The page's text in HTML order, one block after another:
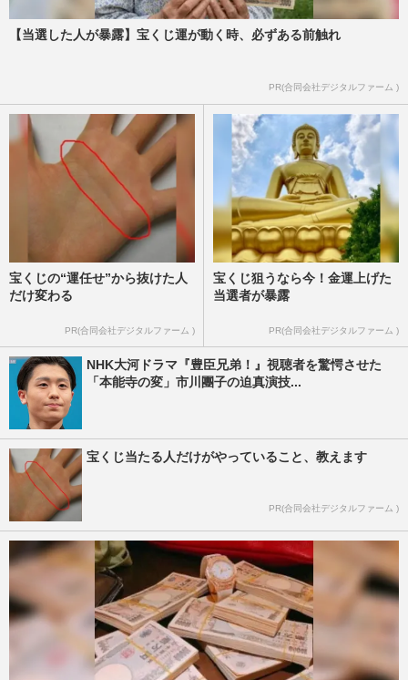
【当選した人が暴露】宝くじ運が動く時、必ずある前触れ
PR(合同会社デジタルファーム )
宝くじの“運任せ”から抜けた人
だけ変わる
PR(合同会社デジタルファーム )
宝くじ狙うなら今！金運上げた
当選者が暴露
PR(合同会社デジタルファーム )
NHK大河ドラマ『豊臣兄弟！』視聴者を驚愕させた
「本能寺の変」市川團子の迫真演技...
宝くじ当たる人だけがやっていること、教えます
PR(合同会社デジタルファーム )